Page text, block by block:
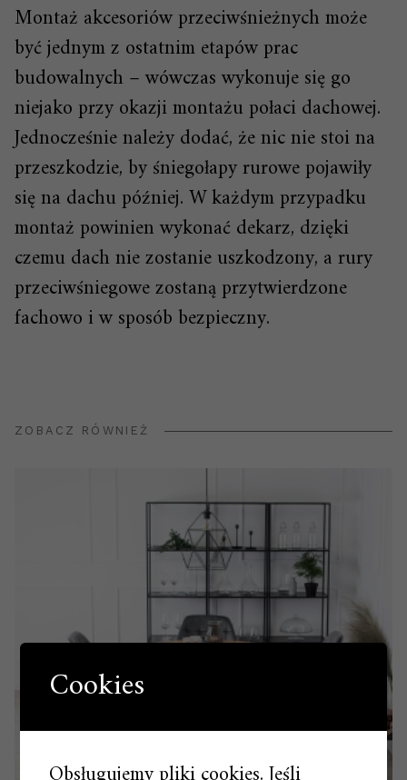
Montaż akcesoriów przeciwśnieżnych może
być jednym z ostatnim etapów prac
budowalnych – wówczas wykonuje się go
niejako przy okazji montażu połaci dachowej.
Jednocześnie należy dodać, że nic nie stoi na
przeszkodzie, by śniegołapy rurowe pojawiły
się na dachu później. W każdym przypadku
montaż powinien wykonać dekarz, dzięki
czemu dach nie zostanie uszkodzony, a rury
przeciwśniegowe zostaną przytwierdzone
fachowo i w sposób bezpieczny.
ZOBACZ RÓWNIEŻ
Cookies